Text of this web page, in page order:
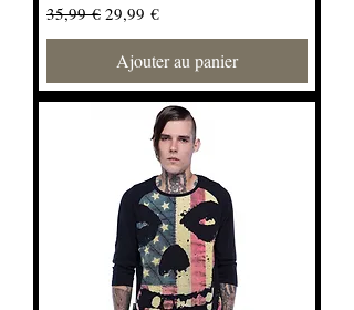
Prix original
35,99 € Prix promotionnel
29,99 €
Ajouter au panier